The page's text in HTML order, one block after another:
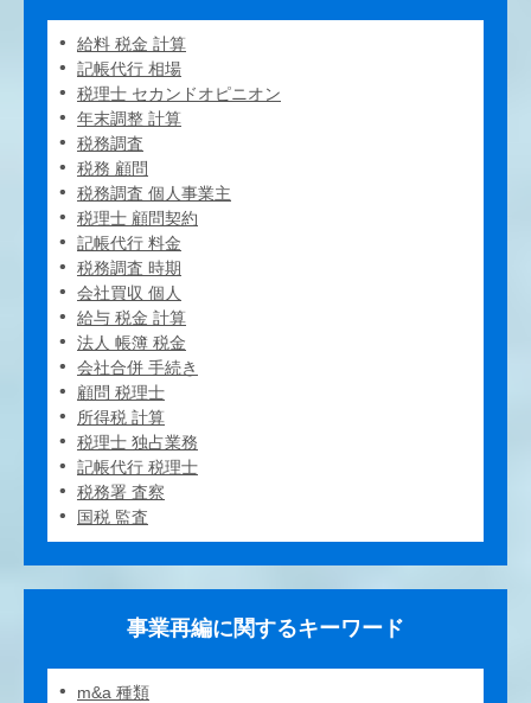
給料 税金 計算
記帳代行 相場
税理士 セカンドオピニオン
年末調整 計算
税務調査
税務 顧問
税務調査 個人事業主
税理士 顧問契約
記帳代行 料金
税務調査 時期
会社買収 個人
給与 税金 計算
法人 帳簿 税金
会社合併 手続き
顧問 税理士
所得税 計算
税理士 独占業務
記帳代行 税理士
税務署 査察
国税 監査
事業再編に関するキーワード
m&a 種類